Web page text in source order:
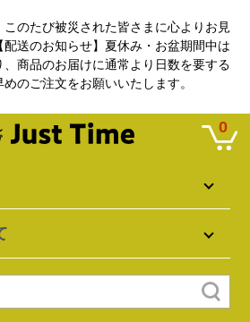
このたび被災された皆さまに心よりお見
送のお知らせ】夏休み・お盆期間中は
商品のお届けに通常より日数を要する
のご注文をお願いいたします。
0